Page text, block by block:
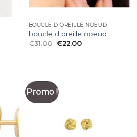
BOUCLE D OREILLE NOEUD
boucle d oreille noeud
€31.00 €22.00
Promo !